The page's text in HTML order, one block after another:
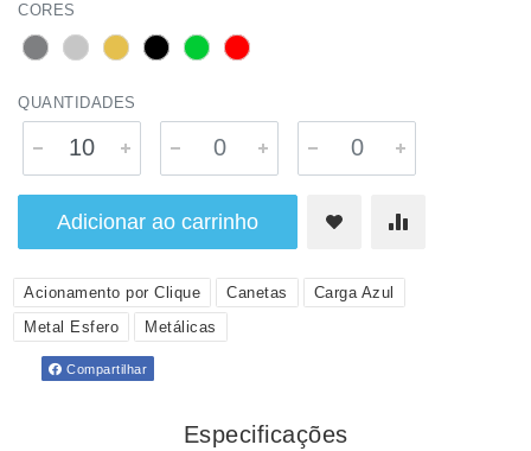
CORES
QUANTIDADES
Adicionar ao carrinho
Acionamento por Clique Canetas
Carga Azul
Metal Esfero
Metálicas
Compartilhar
Especificações